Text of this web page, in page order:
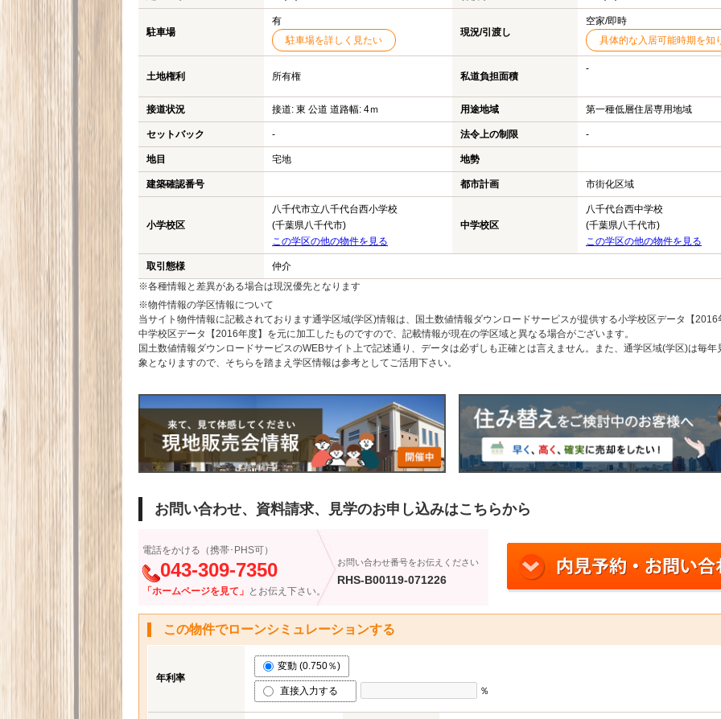
駐車場
有
駐車場を詳しく見たい
現況/引渡し
空家/即時
具体的な入居可能時期を知
土地権利 所有権 私道負担面積
-
接道状況 接道: 東 公道 道路幅: 4ｍ 用途地域 第一種低層住居専用地域
セットバック - 法令上の制限 -
地目 宅地 地勢
建築確認番号 都市計画 市街化区域
小学校区
八千代市立八千代台西小学校
(千葉県八千代市)
この学区の他の物件を見る
中学校区
八千代台西中学校
(千葉県八千代市)
この学区の他の物件を見る
取引態様
仲介
※各種情報と差異がある場合は現況優先となります
※物件情報の学区情報について
当サイト物件情報に記載されております通学区域(学区)情報は、国土数値情報ダウンロードサービスが提供する小学校区データ【2016
中学校区データ【2016年度】を元に加工したものですので、記載情報が現在の学区域と異なる場合がございます。
国土数値情報ダウンロードサービスのWEBサイト上で記述通り、データは必ずしも正確とは言えません。また、通学区域(学区)は毎年
象となりますので、そちらを踏まえ学区情報は参考としてご活用下さい。
お問い合わせ、資料請求、見学のお申し込みはこちらから
電話をかける（携帯･PHS可）
043-309-7350
「ホームページを見て」 とお伝え下さい。
お問い合わせ番号をお伝えください
RHS-B00119-071226
この物件でローンシミュレーションする
年利率
変動 (0.750％)
直接入力する ％